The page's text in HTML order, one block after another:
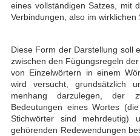
eines vollständigen Satzes, mit
Verbin­dungen, also im wirklichen
Diese Form der Darstellung soll
zwischen den Fü­gungsregeln
von Einzelwörtern in einem
wird versucht, grundsätzlich
menhang darzulegen, der
Bedeutungen eines Wortes
Stichwörter sind mehrdeutig)
gehörenden Redewendungen